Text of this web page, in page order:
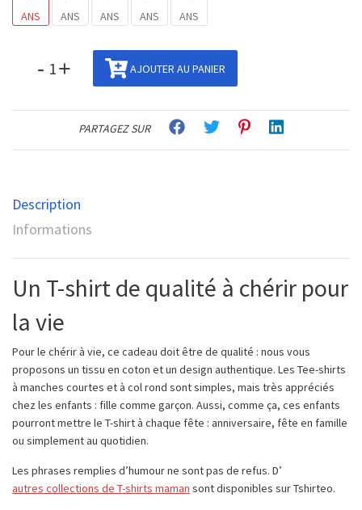
ANS
ANS
ANS
ANS
ANS
- + AJOUTER AU PANIER
PARTAGEZ SUR
Description
Informations
Un T-shirt de qualité à chérir pour
la vie
Pour le chérir à vie, ce cadeau doit être de qualité : nous vous
proposons un tissu en coton et un design authentique. Les Tee-shirts
à manches courtes et à col rond sont simples, mais très appréciés
chez les enfants : fille comme garçon. Aussi, comme ça, ces enfants
pourront mettre le T-shirt à chaque fête : anniversaire, fête en famille
ou simplement au quotidien.
Les phrases remplies d’humour ne sont pas de refus. D’
autres collections de T-shirts maman sont disponibles sur Tshirteo.